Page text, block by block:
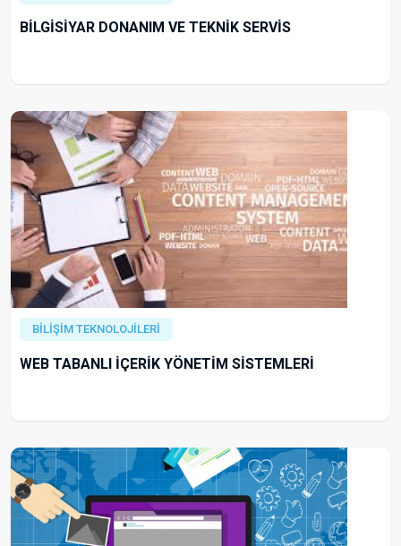
BİLGİSİYAR DONANIM VE TEKNİK SERVİS
BİLİŞİM TEKNOLOJİLERİ
WEB TABANLI İÇERİK YÖNETİM SİSTEMLERİ